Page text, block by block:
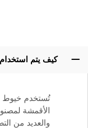
كيف يتم استخدام
تُستخدم خيوط
الأقمشة
والعديد من